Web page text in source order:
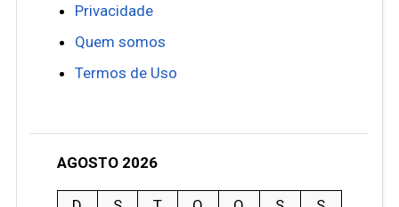
Privacidade
Quem somos
Termos de Uso
AGOSTO 2026